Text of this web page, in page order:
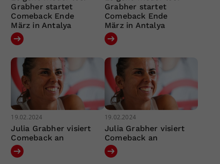
Grabher startet
Comeback Ende
März in Antalya
Grabher startet
Comeback Ende
März in Antalya
19.02.2024
Julia Grabher visiert
Comeback an
19.02.2024
Julia Grabher visiert
Comeback an